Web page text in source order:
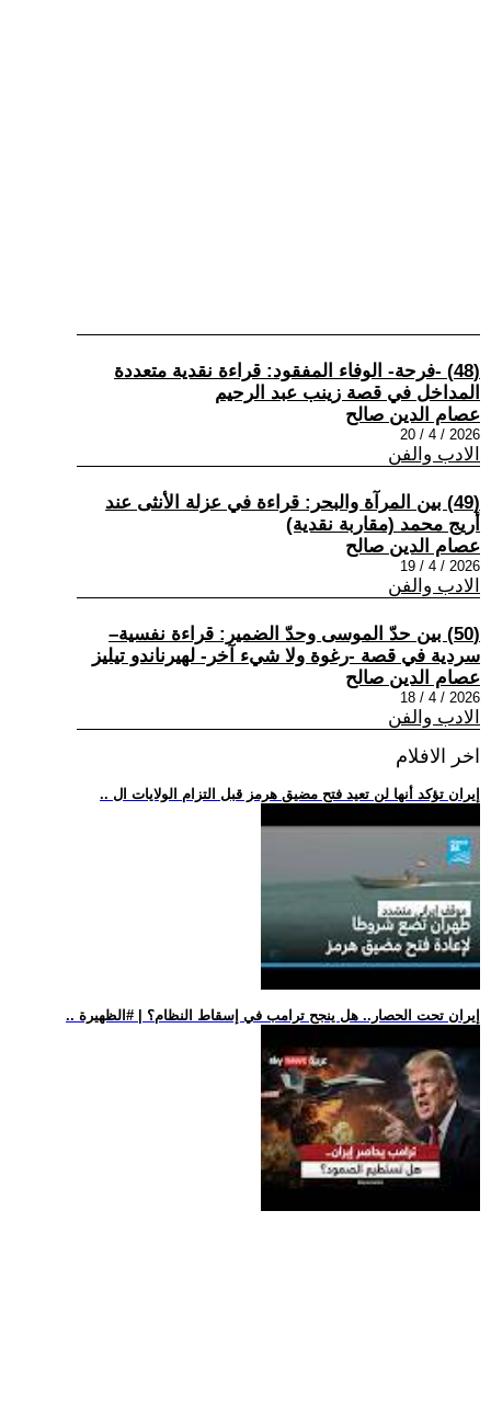
(48) -فرحة- الوفاء المفقود: قراءة نقدية متعددة
المداخل في قصة زينب عبد الرحيم
عصام الدين صالح
2026 / 4 / 20
الادب والفن
(49) بين المرآة والبحر: قراءة في عزلة الأنثى عند
أريج محمد (مقاربة نقدية)
عصام الدين صالح
2026 / 4 / 19
الادب والفن
(50) بين حدّ الموسى وحدّ الضمير: قراءة نفسية–
سردية في قصة -رغوة ولا شيء آخر- لهيرناندو تيليز
عصام الدين صالح
2026 / 4 / 18
الادب والفن
اخر الافلام
.. إيران تؤكد أنها لن تعيد فتح مضيق هرمز قبل التزام الولايات ال
.. إيران تحت الحصار.. هل ينجح ترامب في إسقاط النظام؟ | #الظهيرة